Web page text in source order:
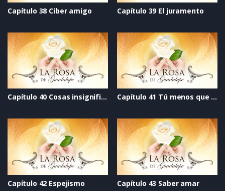
Capítulo 38 Ciber amigo Capítulo 39 El juramento
Capítulo 40 Cosas insignificantes Capítulo 41 Tú menos que nadie
Capítulo 42 Espejismo Capítulo 43 Saber amar